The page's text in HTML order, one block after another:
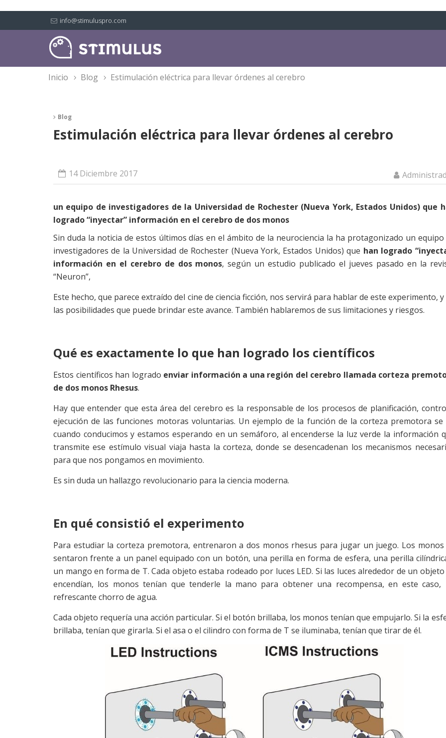
info@stimuluspro.com
inicio blog estimulación eléctrica para llevar órdenes al cerebro
Estimulación eléctrica para llevar órdenes al cerebro
14 Diciembre 2017
un equipo de investigadores de la Universidad de Rochester (Nueva York, Estados Unidos) que
logrado “inyectar” información en el cerebro de dos monos
Sin duda la noticia de estos últimos días en el ámbito de la neurociencia la ha protagonizado un equipo
investigadores de la Universidad de Rochester (Nueva York, Estados Unidos) que han logrado
información en el cerebro de dos monos, según un estudio publicado el jueves pasado en la
“Neuron”,
Este hecho, que parece extraído del cine de ciencia ficción, nos servirá para hablar de este experimento, y
las posibilidades que puede brindar este avance. También hablaremos de sus limitaciones y riesgos.
Qué es exactamente lo que han logrado los científicos
Estos científicos han logrado enviar información a una región del cerebro llamada corteza
de dos monos Rhesus.
Hay que entender que esta área del cerebro es la responsable de los procesos de planificación,
ejecución de las funciones motoras voluntarias. Un ejemplo de la función de la corteza premotora se
cuando conducimos y estamos esperando en un semáforo, al encenderse la luz verde la información
transmite ese estímulo visual viaja hasta la corteza, donde se desencadenan los mecanismos
para que nos pongamos en movimiento.
Es sin duda un hallazgo revolucionario para la ciencia moderna.
En qué consistió el experimento
Para estudiar la corteza premotora, entrenaron a dos monos rhesus para jugar un juego. Los monos
sentaron frente a un panel equipado con un botón, una perilla en forma de esfera, una perilla
un mango en forma de T. Cada objeto estaba rodeado por luces LED. Si las luces alrededor de un objeto
encendían, los monos tenían que tenderle la mano para obtener una recompensa, en este caso,
refrescante chorro de agua.
Cada objeto requería una acción particular. Si el botón brillaba, los monos tenían que empujarlo. Si la
brillaba, tenían que girarla. Si el asa o el cilindro con forma de T se iluminaba, tenían que tirar de él.
Blog